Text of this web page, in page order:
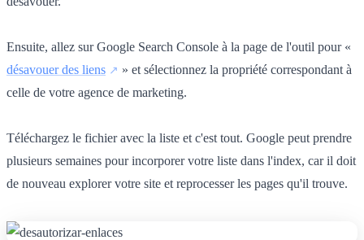
Ensuite, allez sur Google Search Console à la page de l'outil pour «
désavouer des liens
» et sélectionnez la propriété correspondant à
celle de votre agence de marketing.
Téléchargez le fichier avec la liste et c'est tout. Google peut prendre
plusieurs semaines pour incorporer votre liste dans l'index, car il doit
de nouveau explorer votre site et reprocesser les pages qu'il trouve.